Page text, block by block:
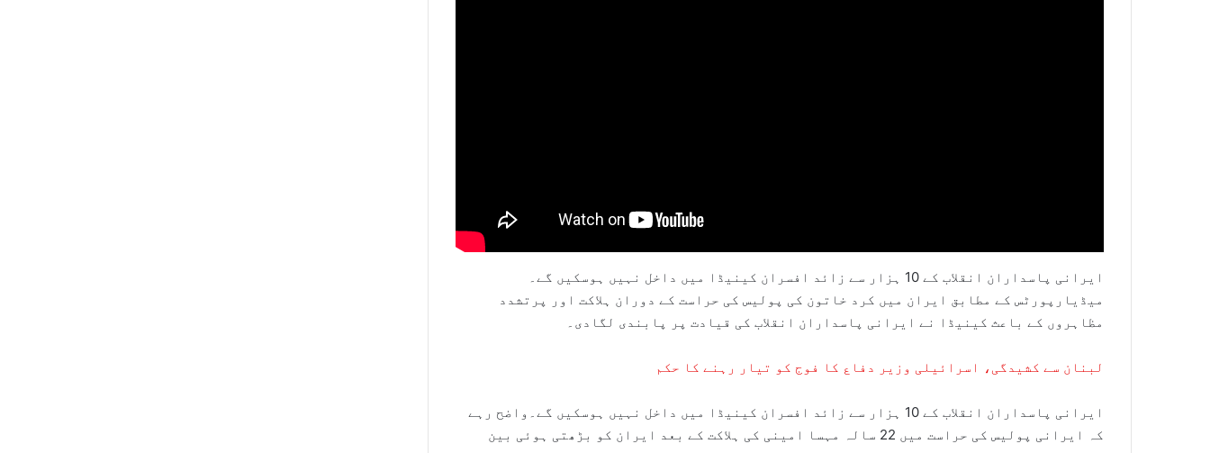
ایرانی پاسداران انقلاب کے 10 ہزار سے زائد افسران کینیڈا میں داخل نہیں ہوسکیں گے۔
میڈیارپورٹس کے مطابق ایران میں کرد خاتون کی پولیس کی حراست کے دوران ہلاکت اور پرتشدد
مظاہروں کے باعث کینیڈا نے ایرانی پاسداران انقلاب کی قیادت پر پابندی لگادی۔
لبنان سے کشیدگی، اسرائیلی وزیر دفاع کا فوج کو تیار رہنے کا حکم
ایرانی پاسداران انقلاب کے 10 ہزار سے زائد افسران کینیڈا میں داخل نہیں ہوسکیں گے۔واضح رہے
کہ ایرانی پولیس کی حراست میں 22 سالہ مہسا امینی کی ہلاکت کے بعد ایران کو بڑھتی ہوئی بین